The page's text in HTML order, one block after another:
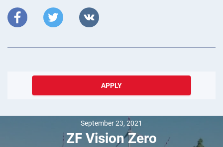
APPLY
September 23, 2021
ZF Vision Zero